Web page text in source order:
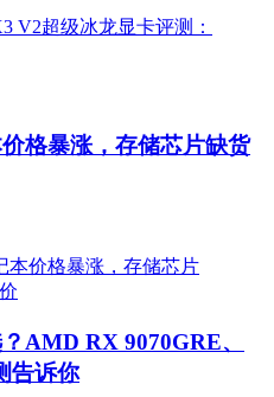
格暴涨，存储芯片缺货
AMD RX 9070GRE、
告诉你